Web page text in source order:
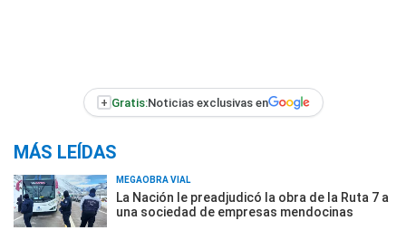
+ Gratis:Noticias exclusivas en
MÁS LEÍDAS
MEGAOBRA VIAL
La Nación le preadjudicó la obra de la Ruta 7 a
una sociedad de empresas mendocinas